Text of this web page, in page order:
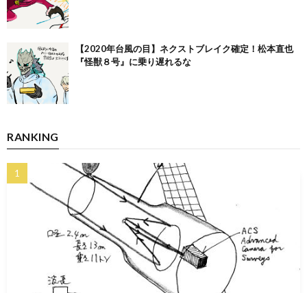
【2020年台風の目】ネクストブレイク確定！松本直也
『怪獣８号』に乗り遅れるな
RANKING